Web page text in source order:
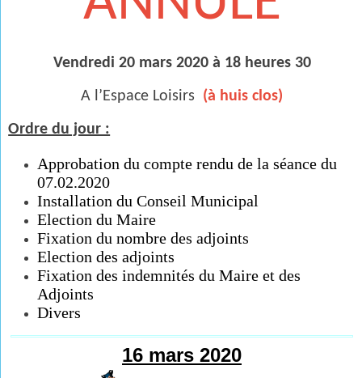
Vendredi 20 mars 2020 à 18 heures 30
A l’Espace Loisirs (à huis clos)
Ordre du jour :
Approbation du compte rendu de la séance du
07.02.2020
Installation du Conseil Municipal
Election du Maire
Fixation du nombre des adjoints
Election des adjoints
Fixation des indemnités du Maire et des
Adjoints
Divers
16 mars 2020